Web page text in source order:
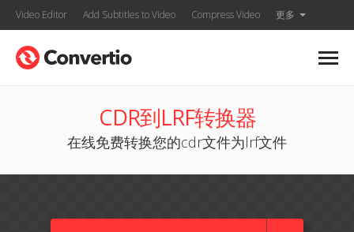
Video Editor Add Subtitles to Video Compress Video 更多
CDR到LRF转换器
在线免费转换您的cdr文件为lrf文件